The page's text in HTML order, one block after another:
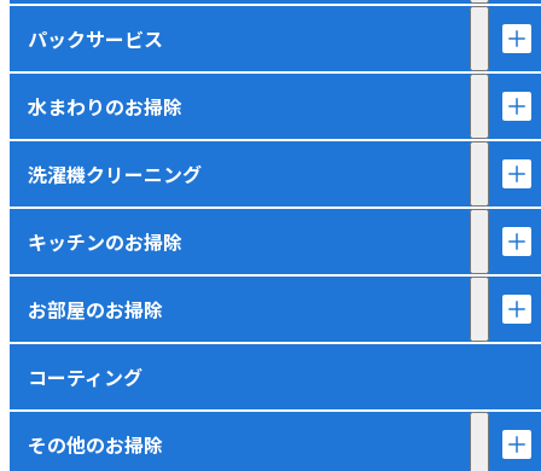
パックサービス
水まわりのお掃除
洗濯機クリーニング
キッチンのお掃除
お部屋のお掃除
コーティング
その他のお掃除